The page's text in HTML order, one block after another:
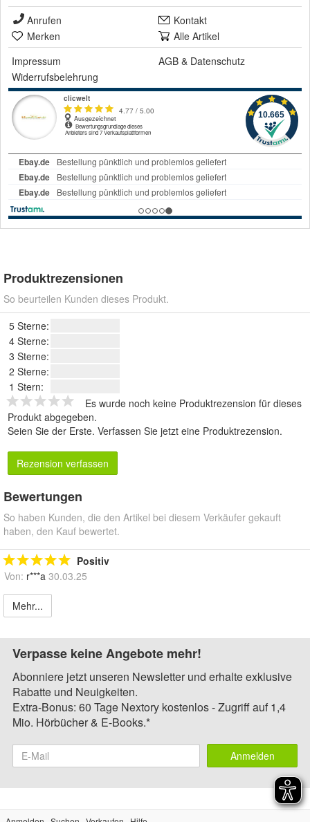
Anrufen
Kontakt
Merken
Alle Artikel
Impressum
AGB & Datenschutz
Widerrufsbelehrung
Produktrezensionen
So beurteilen Kunden dieses Produkt.
5 Sterne:
4 Sterne:
3 Sterne:
2 Sterne:
1 Stern:
Es wurde noch keine Produktrezension für dieses
Produkt abgegeben.
Seien Sie der Erste. Verfassen Sie jetzt eine Produktrezension.
Rezension verfassen
Bewertungen
So haben Kunden, die den Artikel bei diesem Verkäufer gekauft
haben, den Kauf bewertet.
Positiv
Von: r***a 30.03.25
Mehr...
Verpasse keine Angebote mehr!
Abonniere jetzt unseren Newsletter und erhalte exklusive
Rabatte und Neuigkeiten.
Extra-Bonus: 60 Tage Nextory kostenlos - Zugriff auf 1,4
Mio. Hörbücher & E-Books.*
Anmelden